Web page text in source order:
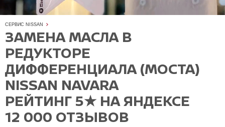
СЕРВИС NISSAN
ЗАМЕНА МАСЛА В
РЕДУКТОРЕ
ДИФФЕРЕНЦИАЛА (МОСТА)
NISSAN NAVARA
РЕЙТИНГ 5★ НА ЯНДЕКСЕ
12 000 ОТЗЫВОВ